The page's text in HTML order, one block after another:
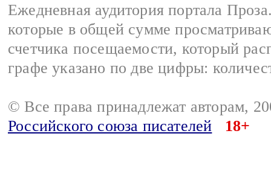
Ежедневная аудитория портала
которые в общей сумме
счетчика посещаемости, который
графе указано по две цифры:
© Все права принадлежат авторам,
Российского союза писателей
18+